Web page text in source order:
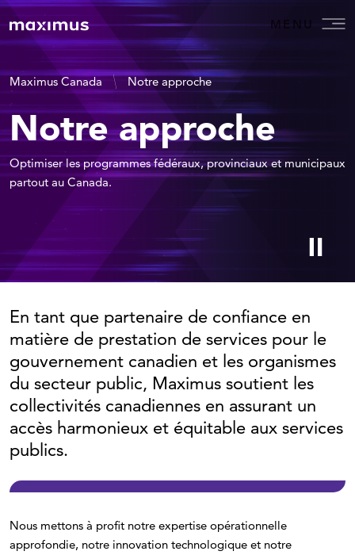
MENU
Maximus Canada Notre approche
Notre approche
Optimiser les programmes fédéraux, provinciaux et municipaux
partout au Canada.
En tant que partenaire de confiance en
matière de prestation de services pour le
gouvernement canadien et les organismes
du secteur public, Maximus soutient les
collectivités canadiennes en assurant un
accès harmonieux et équitable aux services
publics.
Nous mettons à profit notre expertise opérationnelle
approfondie, notre innovation technologique et notre